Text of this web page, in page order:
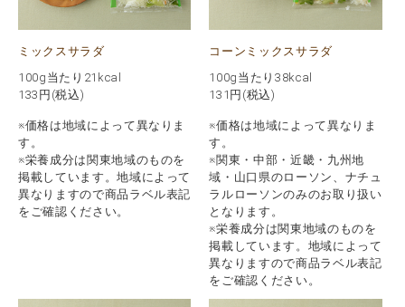
ミックスサラダ
100g当たり21kcal
133 円(税込)
※価格は地域によって異なりま
す。
※栄養成分は関東地域のものを
掲載しています。地域によって
異なりますので商品ラベル表記
をご確認ください。
コーンミックスサラダ
100g当たり38kcal
131 円(税込)
※価格は地域によって異なりま
す。
※関東・中部・近畿・九州地
域・山口県のローソン、ナチュ
ラルローソンのみのお取り扱い
となります。
※栄養成分は関東地域のものを
掲載しています。地域によって
異なりますので商品ラベル表記
をご確認ください。